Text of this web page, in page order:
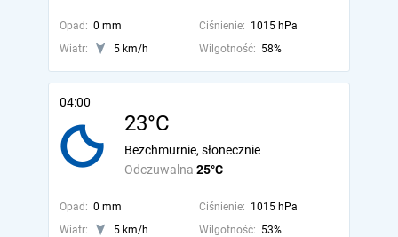
Opad: 0 mm Ciśnienie: 1015 hPa
Wiatr:
5 km/h Wilgotność: 58%
04:00
23°C
Odczuwalna 25°C
Bezchmurnie, słonecznie
Opad: 0 mm Ciśnienie: 1015 hPa
Wiatr:
5 km/h Wilgotność: 53%